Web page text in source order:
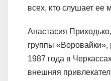
всех, кто слушает ее
Анастасия
группы «Воровайки»,
1987 года в
внешняя